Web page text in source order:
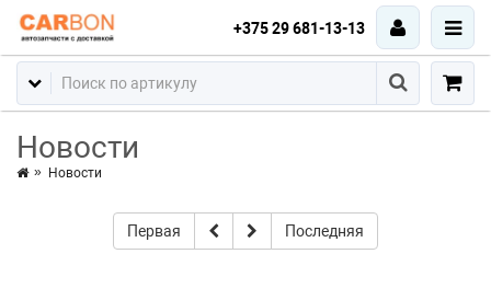
+375 29 681-13-13
Новости
Новости
Первая Последняя